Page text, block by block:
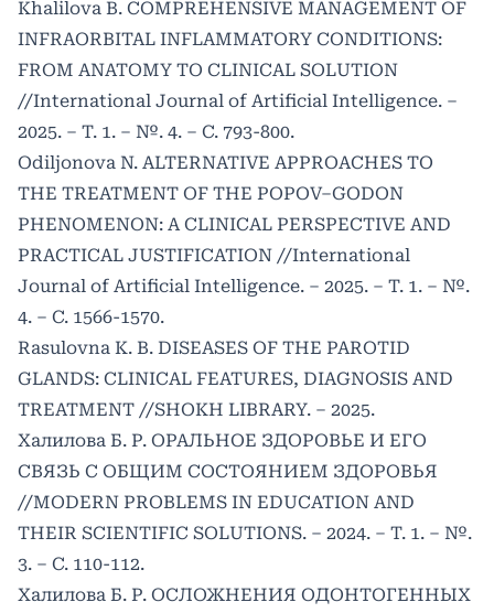
Khalilova B. COMPREHENSIVE MANAGEMENT OF
INFRAORBITAL INFLAMMATORY CONDITIONS:
FROM ANATOMY TO CLINICAL SOLUTION
//International Journal of Artificial Intelligence. –
2025. – Т. 1. – №. 4. – С. 793-800.
Odiljonova N. ALTERNATIVE APPROACHES TO
THE TREATMENT OF THE POPOV–GODON
PHENOMENON: A CLINICAL PERSPECTIVE AND
PRACTICAL JUSTIFICATION //International
Journal of Artificial Intelligence. – 2025. – Т. 1. – №.
4. – С. 1566-1570.
Rasulovna K. B. DISEASES OF THE PAROTID
GLANDS: CLINICAL FEATURES, DIAGNOSIS AND
TREATMENT //SHOKH LIBRARY. – 2025.
Халилова Б. Р. ОРАЛЬНОЕ ЗДОРОВЬЕ И ЕГО
СВЯЗЬ С ОБЩИМ СОСТОЯНИЕМ ЗДОРОВЬЯ
//MODERN PROBLEMS IN EDUCATION AND
THEIR SCIENTIFIC SOLUTIONS. – 2024. – Т. 1. – №.
3. – С. 110-112.
Халилова Б. Р. ОСЛОЖНЕНИЯ ОДОНТОГЕННЫХ